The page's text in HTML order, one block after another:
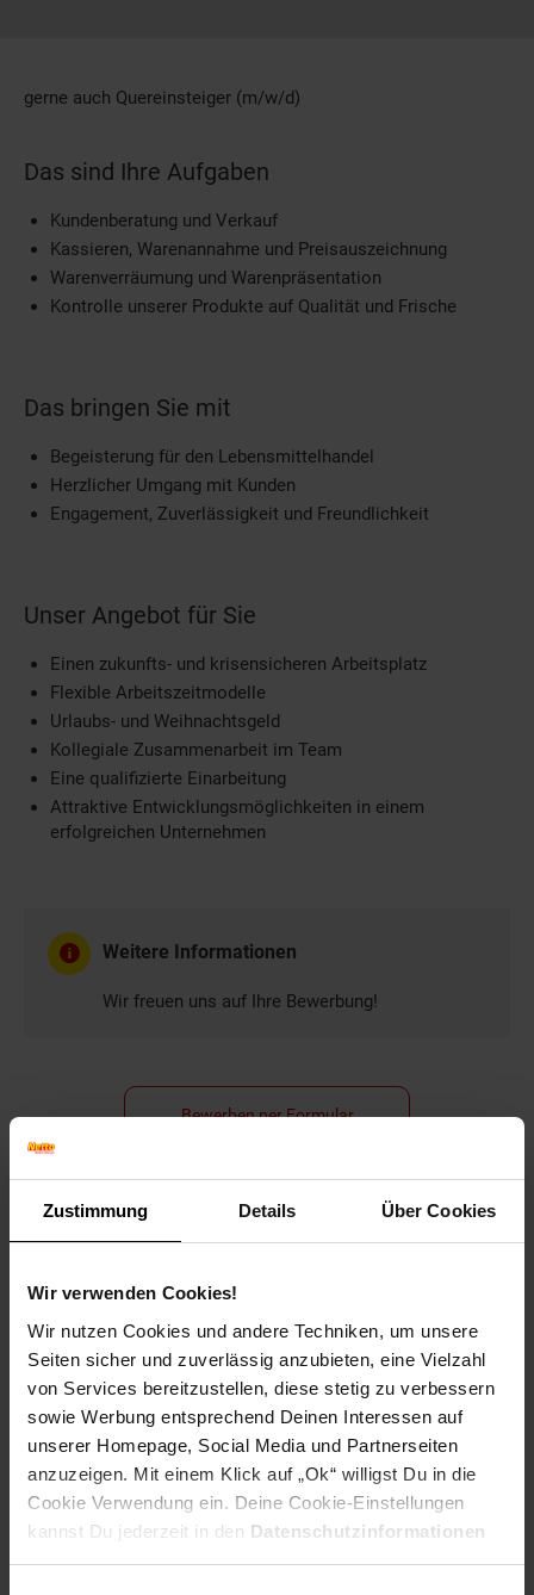
Zustimmung Details Über Cookies
Wir verwenden Cookies!
Wir nutzen Cookies und andere Techniken, um unsere
Seiten sicher und zuverlässig anzubieten, eine Vielzahl
von Services bereitzustellen, diese stetig zu verbessern
sowie Werbung entsprechend Deinen Interessen auf
unserer Homepage, Social Media und Partnerseiten
anzuzeigen. Mit einem Klick auf „Ok“ willigst Du in die
Cookie Verwendung ein. Deine Cookie-Einstellungen
kannst Du jederzeit in den Datenschutzinformationen
ändern bzw. widerrufen.
gerne auch Quereinsteiger (m/w/d)
Das sind Ihre Aufgaben
Kundenberatung und Verkauf
Kassieren, Warenannahme und Preisauszeichnung
Warenverräumung und Warenpräsentation
Kontrolle unserer Produkte auf Qualität und Frische
Das bringen Sie mit
Begeisterung für den Lebensmittelhandel
Herzlicher Umgang mit Kunden
Engagement, Zuverlässigkeit und Freundlichkeit
Unser Angebot für Sie
Einen zukunfts- und krisensicheren Arbeitsplatz
Flexible Arbeitszeitmodelle
Urlaubs- und Weihnachtsgeld
Kollegiale Zusammenarbeit im Team
Eine qualifizierte Einarbeitung
Attraktive Entwicklungsmöglichkeiten in einem
erfolgreichen Unternehmen
Weitere Informationen
Wir freuen uns auf Ihre Bewerbung!
Bewerben per Formular
Folge uns auf Social Media!
Hinweis: Aus Gründen der leichteren Lesbarkeit verwenden
wir im Textverlauf die männliche Form der Anrede.
Selbstverständlich sind bei Netto Menschen jeder
Geschlechtsidentität willkommen.
Fußzeile